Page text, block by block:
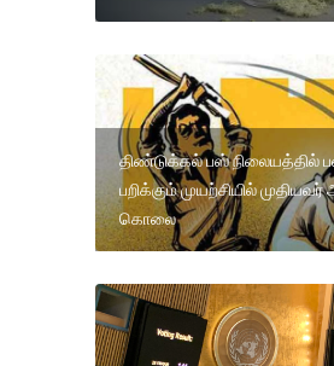
திண்டுக்கல் பஸ் நிலையத்தில்
பறிக்கும் முயற்சியில் முதியவர்
கொலை